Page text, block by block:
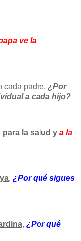
ve la
cada padre, ¿Por
a cada hijo?
la salud y a la
, ¿Por qué sigues
, ¿Por qué